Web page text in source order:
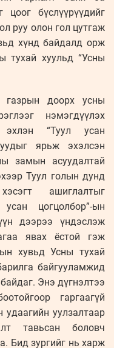
цоог бүслүүрүүдийг
руу олон гол цутгаж
хүнд байдалд орж
тухай хуульд “Усны
газрын доорх усны
нэмэгдүүлэх
эхлэн “Туул усан
ярьж эхэлсэн
замын асуудалтай
Туул голын дунд
ашиглалтыг
цогцолбор”-ын
дээрээ үндэслэж
явах ёстой гэж
хувьд Усны тухай
байгууламжид
Энэ дүгнэлтээ
гаргаагүй
уулзалтаар
тавьсан боловч
Бид зургийг нь харж